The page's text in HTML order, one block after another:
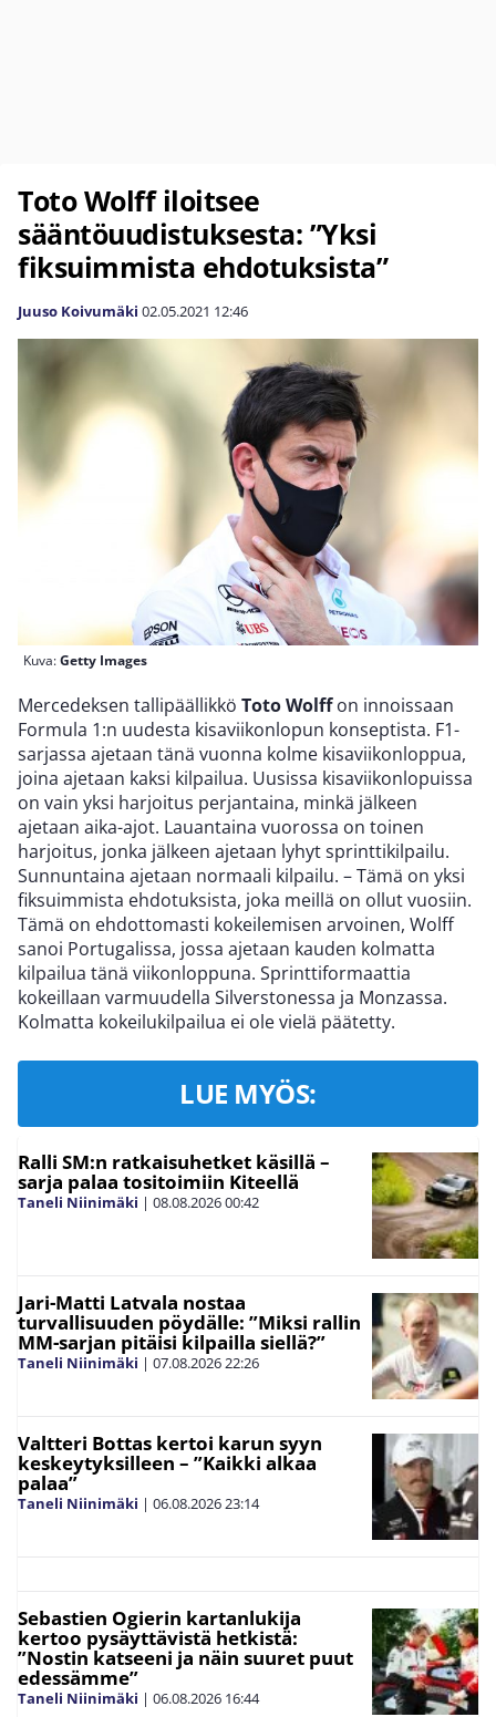
Toto Wolff iloitsee
sääntöuudistuksesta: ”Yksi
fiksuimmista ehdotuksista”
Juuso Koivumäki 02.05.2021 12:46
Kuva:Getty Images
Mercedeksen tallipäällikkö Toto Wolffon innoissaan
Formula 1:n uudesta kisaviikonlopun konseptista. F1-
sarjassa ajetaan tänä vuonna kolme kisaviikonloppua,
joina ajetaan kaksi kilpailua. Uusissa kisaviikonlopuissa
on vain yksi harjoitus perjantaina, minkä jälkeen
ajetaan aika-ajot. Lauantaina vuorossa on toinen
harjoitus, jonka jälkeen ajetaan lyhyt sprinttikilpailu.
Sunnuntaina ajetaan normaali kilpailu. – Tämä on yksi
fiksuimmista ehdotuksista, joka meillä on ollut vuosiin.
Tämä on ehdottomasti kokeilemisen arvoinen, Wolff
sanoi Portugalissa, jossa ajetaan kauden kolmatta
kilpailua tänä viikonloppuna. Sprinttiformaattia
kokeillaan varmuudella Silverstonessa ja Monzassa.
Kolmatta kokeilukilpailua ei ole vielä päätetty.
LUE MYÖS:
Ralli SM:n ratkaisuhetket käsillä –
sarja palaa tositoimiin Kiteellä
Taneli Niinimäki | 08.08.202600:42
Jari-Matti Latvala nostaa
turvallisuuden pöydälle: ”Miksi rallin
MM-sarjan pitäisi kilpailla siellä?”
Taneli Niinimäki | 07.08.202622:26
Valtteri Bottas kertoi karun syyn
keskeytyksilleen – ”Kaikki alkaa
palaa”
Taneli Niinimäki | 06.08.202623:14
Sebastien Ogierin kartanlukija
kertoo pysäyttävistä hetkistä:
”Nostin katseeni ja näin suuret puut
edessämme”
Taneli Niinimäki | 06.08.2026 16:44